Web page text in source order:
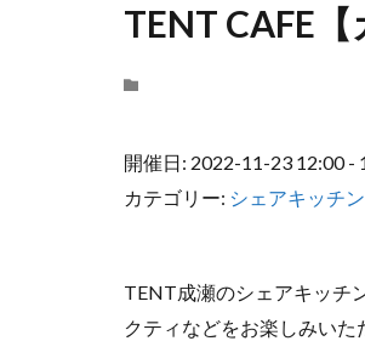
TENT CAFE
開催日: 2022-11-23 12:00 -
カテゴリー: シェアキッチン
TENT成瀬のシェアキッチ
クティなどをお楽しみいた